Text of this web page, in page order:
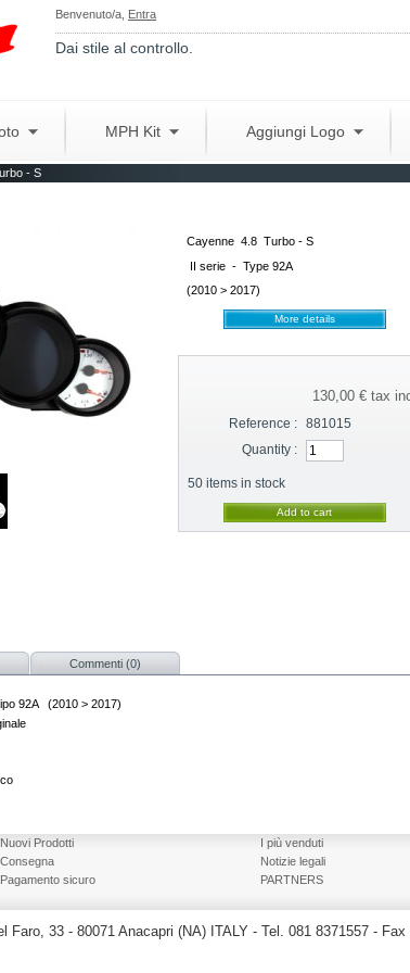
MPH Kit Aggiungi Logo
Benvenuto/a, Entra
Dai stile al controllo.
- S
Cayenne 4.8 Turbo - S
II serie - Type 92A
(2010 > 2017)
More details
130,00 €tax
Reference :
881015
Quantity :
50 items in stock
Commenti (0)
92A (2010 > 2017)
Nuovi Prodotti
I più venduti
Consegna
Notizie legali
Pagamento sicuro PARTNERS
Faro, 33 - 80071 Anacapri (NA) ITALY - Tel. 081 8371557 -